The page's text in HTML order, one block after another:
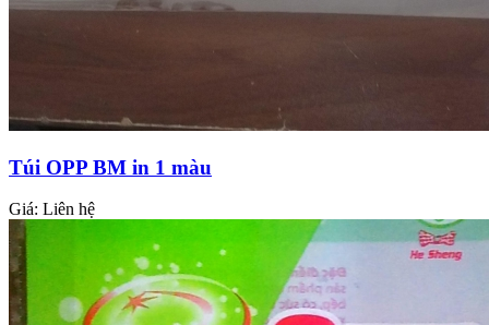
Túi OPP BM in 1 màu
Giá: Liên hệ